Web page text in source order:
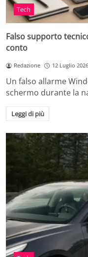
Tech
Falso supporto
conto
Redazione 12 Luglio 2026
Un falso allarme
schermo durante la
Leggi di più